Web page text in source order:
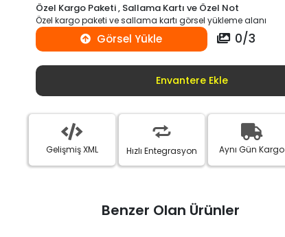
Özel Kargo Paketi , Sallama Kartı ve Özel Not
Özel kargo paketi ve sallama kartı görsel yükleme alanı
Görsel Yükle 0/3
Envantere Ekle
Gelişmiş XML Hızlı Entegrasyon Aynı Gün Kargo
Benzer Olan Ürünler